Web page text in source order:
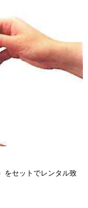
をセットでレンタル致